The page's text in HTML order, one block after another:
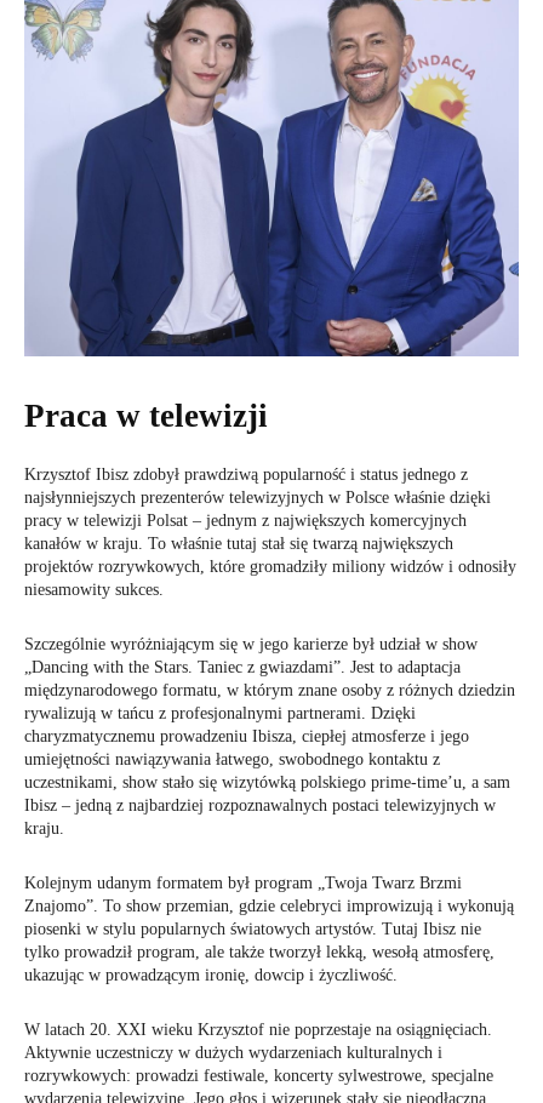
Praca w telewizji
Krzysztof Ibisz zdobył prawdziwą popularność i status jednego z
najsłynniejszych prezenterów telewizyjnych w Polsce właśnie dzięki
pracy w telewizji Polsat – jednym z największych komercyjnych
kanałów w kraju. To właśnie tutaj stał się twarzą największych
projektów rozrywkowych, które gromadziły miliony widzów i odnosiły
niesamowity sukces.
Szczególnie wyróżniającym się w jego karierze był udział w show
„Dancing with the Stars. Taniec z gwiazdami”. Jest to adaptacja
międzynarodowego formatu, w którym znane osoby z różnych dziedzin
rywalizują w tańcu z profesjonalnymi partnerami. Dzięki
charyzmatycznemu prowadzeniu Ibisza, ciepłej atmosferze i jego
umiejętności nawiązywania łatwego, swobodnego kontaktu z
uczestnikami, show stało się wizytówką polskiego prime-time’u, a sam
Ibisz – jedną z najbardziej rozpoznawalnych postaci telewizyjnych w
kraju.
Kolejnym udanym formatem był program „Twoja Twarz Brzmi
Znajomo”. To show przemian, gdzie celebryci improwizują i wykonują
piosenki w stylu popularnych światowych artystów. Tutaj Ibisz nie
tylko prowadził program, ale także tworzył lekką, wesołą atmosferę,
ukazując w prowadzącym ironię, dowcip i życzliwość.
W latach 20. XXI wieku Krzysztof nie poprzestaje na osiągnięciach.
Aktywnie uczestniczy w dużych wydarzeniach kulturalnych i
rozrywkowych: prowadzi festiwale, koncerty sylwestrowe, specjalne
wydarzenia telewizyjne. Jego głos i wizerunek stały się nieodłączną